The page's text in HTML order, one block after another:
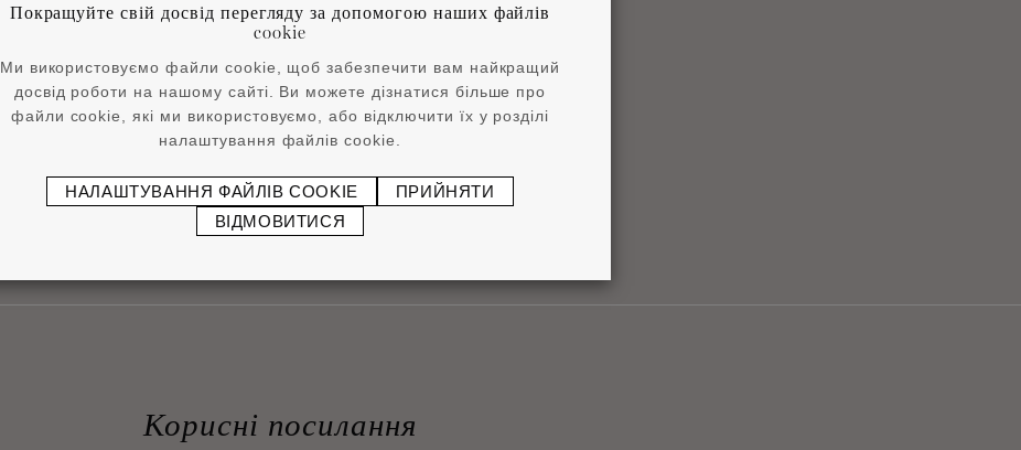
12›»
ПОВЕРНУТИСЯ НА ПОЧАТОК СТОРІНКИ
Корисні посилання
Покращуйте свій досвід перегляду за допомогою наших файлів
cookie
Ми використовуємо файли cookie, щоб забезпечити вам найкращий
досвід роботи на нашому сайті. Ви можете дізнатися більше про
файли cookie, які ми використовуємо, або відключити їх у розділі
налаштування файлів cookie.
НАЛАШТУВАННЯ ФАЙЛІВ COOKIE
ПРИЙНЯТИ
ВІДМОВИТИСЯ